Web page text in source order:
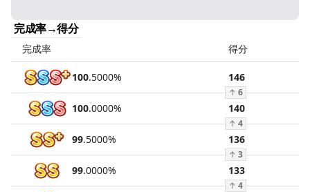
完成率→得分
完成率 得分
100.5000% 146
↑ 6
100.0000% 140
↑ 4
99.5000% 136
↑ 3
99.0000% 133
↑ 4